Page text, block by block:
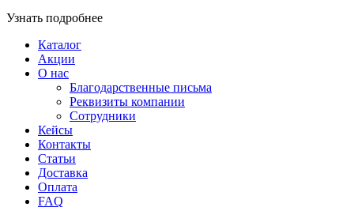
Узнать подробнее
Каталог
Акции
О нас
Благодарственные письма
Реквизиты компании
Сотрудники
Кейсы
Контакты
Статьи
Доставка
Оплата
FAQ